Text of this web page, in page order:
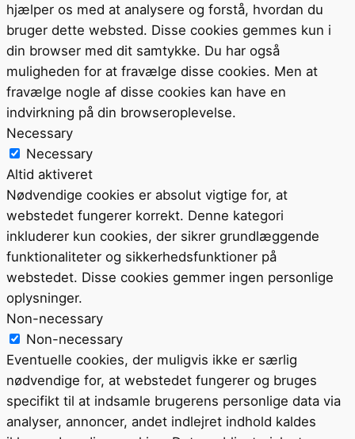
hjælper os med at analysere og forstå, hvordan du
bruger dette websted. Disse cookies gemmes kun i
din browser med dit samtykke. Du har også
muligheden for at fravælge disse cookies. Men at
fravælge nogle af disse cookies kan have en
indvirkning på din browseroplevelse.
Necessary
Necessary
Altid aktiveret
Nødvendige cookies er absolut vigtige for, at
webstedet fungerer korrekt. Denne kategori
inkluderer kun cookies, der sikrer grundlæggende
funktionaliteter og sikkerhedsfunktioner på
webstedet. Disse cookies gemmer ingen personlige
oplysninger.
Non-necessary
Non-necessary
Eventuelle cookies, der muligvis ikke er særlig
nødvendige for, at webstedet fungerer og bruges
specifikt til at indsamle brugerens personlige data via
analyser, annoncer, andet indlejret indhold kaldes